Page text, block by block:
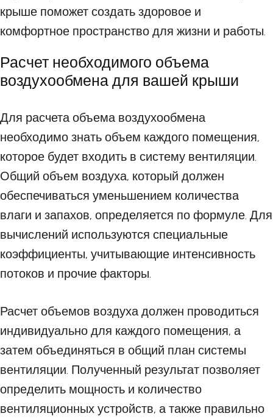
крыше поможет создать здоровое и
комфортное пространство для жизни и работы.
Расчет необходимого объема
воздухообмена для вашей крыши
Для расчета объема воздухообмена
необходимо знать объем каждого помещения,
которое будет входить в систему вентиляции.
Общий объем воздуха, который должен
обеспечиваться уменьшением количества
влаги и запахов, определяется по формуле. Для
вычислений используются специальные
коэффициенты, учитывающие интенсивность
потоков и прочие факторы.
Расчет объемов воздуха должен проводиться
индивидуально для каждого помещения, а
затем объединяться в общий план системы
вентиляции. Полученный результат позволяет
определить мощность и количество
вентиляционных устройств, а также правильно